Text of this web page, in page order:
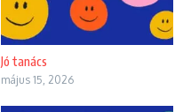
Jó tanács
május 15, 2026